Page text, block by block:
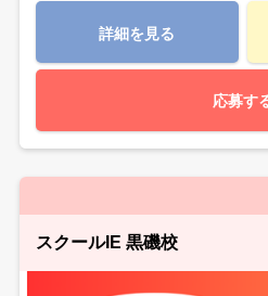
詳細を見る
応募す
スクールIE 黒磯校